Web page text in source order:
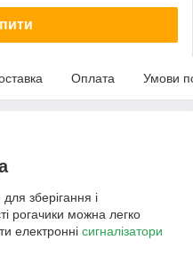
Оплата Умови
зберігання і
рогачики можна легко
електронні сигналізатори